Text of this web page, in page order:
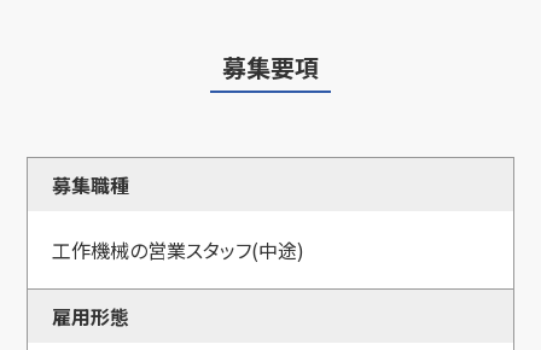
募集要項
募集職種
工作機械の営業スタッフ(中途)
雇用形態